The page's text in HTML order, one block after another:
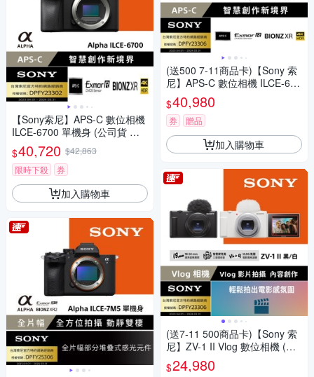
【Sony索尼】APS-C 數位相機
ILCE-6700 單機身 (公司貨 保
固18+6個月)
$40,720 $42,863
限時下殺
券
加入購物車
(送500 7-11商品卡)【Sony 索
尼】APS-C 數位相機 ILCE-670
0 單機身 (公司貨 保固18+6個
月)
$40,980
券 贈品
加入購物車
(送7-11 500商品卡)【Sony 索
尼】ZV-1 II Vlog 數位相機 (公
司貨 保固18+6 個月)
$24,980